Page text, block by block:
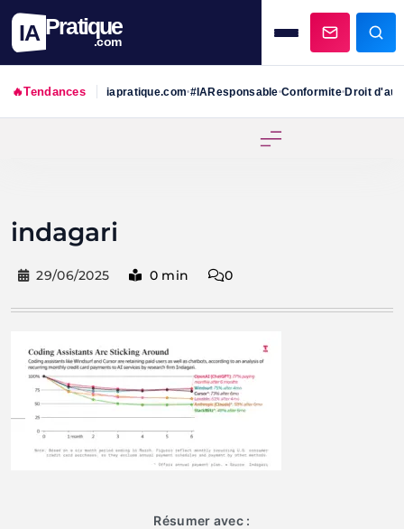
IA Pratique
.com
🔥Tendances iapratique.com•#IAResponsable•Conformite•Droit
indagari
29/06/2025 0 min 0
Résumer avec :